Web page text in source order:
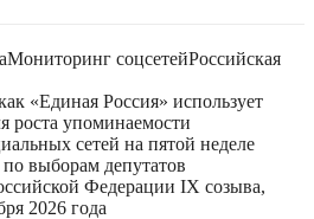
Мониторинг соцсетейРоссийская
«Единая Россия» использует
роста упоминаемости
сетей на пятой неделе
выборам депутатов
Федерации IX созыва,
2026 года